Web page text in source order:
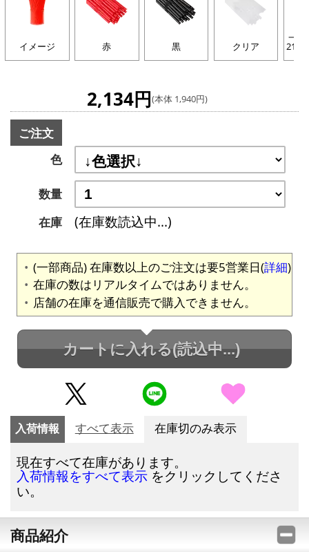
イメージ 赤 黒 クリア
一般
2,134円(本体 1,940円)
ご注文
色
数量
在庫
(在庫数読込中...)
(一部商品) 在庫数以上のご注文は要5営業日(詳細)
在庫の数はリアルタイムではありません。
店舗の在庫を通信販売で購入できません。
カートに入れる(読込中...)
入荷情報 すべて表示 在庫切のみ表示
現在すべて在庫があります。
入荷情報をすべて表示 をクリックしてくださ
い。
商品紹介